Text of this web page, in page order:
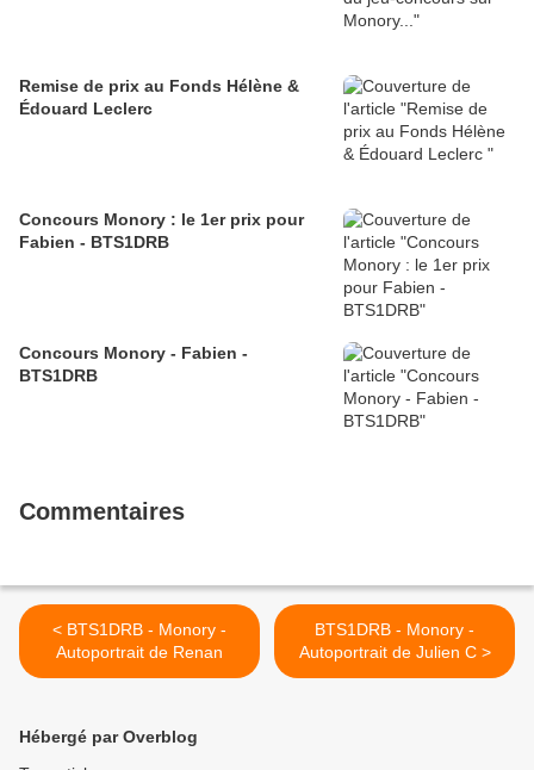
Remise de prix au Fonds Hélène &
Édouard Leclerc
Concours Monory : le 1er prix pour
Fabien - BTS1DRB
Concours Monory - Fabien -
BTS1DRB
Commentaires
< BTS1DRB - Monory -
Autoportrait de Renan
BTS1DRB - Monory -
Autoportrait de Julien C >
Hébergé par Overblog